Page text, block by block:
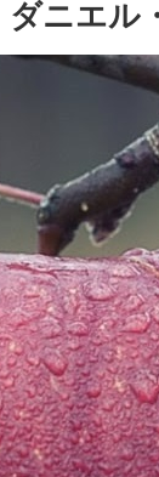
ダニエル